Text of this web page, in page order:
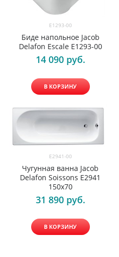
E1293-00
Биде напольное Jacob
Delafon Escale E1293-00
14 090 руб.
В КОРЗИНУ
E2941-00
Чугунная ванна Jacob
Delafon Soissons E2941
150х70
31 890 руб.
В КОРЗИНУ